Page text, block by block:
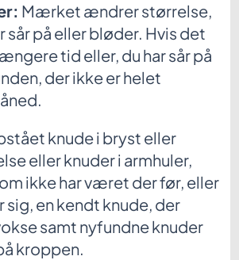
Mærket ændrer størrelse,
sår på eller bløder. Hvis det
tid eller, du har sår på
der ikke er helet
knude i bryst eller
eller knuder i armhuler,
ikke har været der før, eller
sig, en kendt knude, der
samt nyfundne knuder
kroppen.